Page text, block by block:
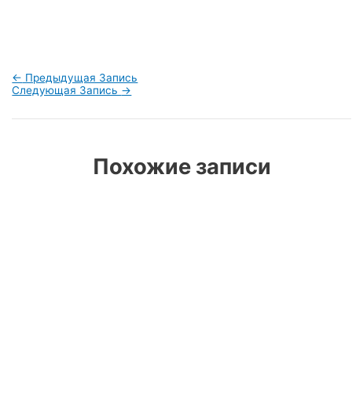
Навигация
по
← Предыдущая Запись
Следующая Запись →
Похожие записи